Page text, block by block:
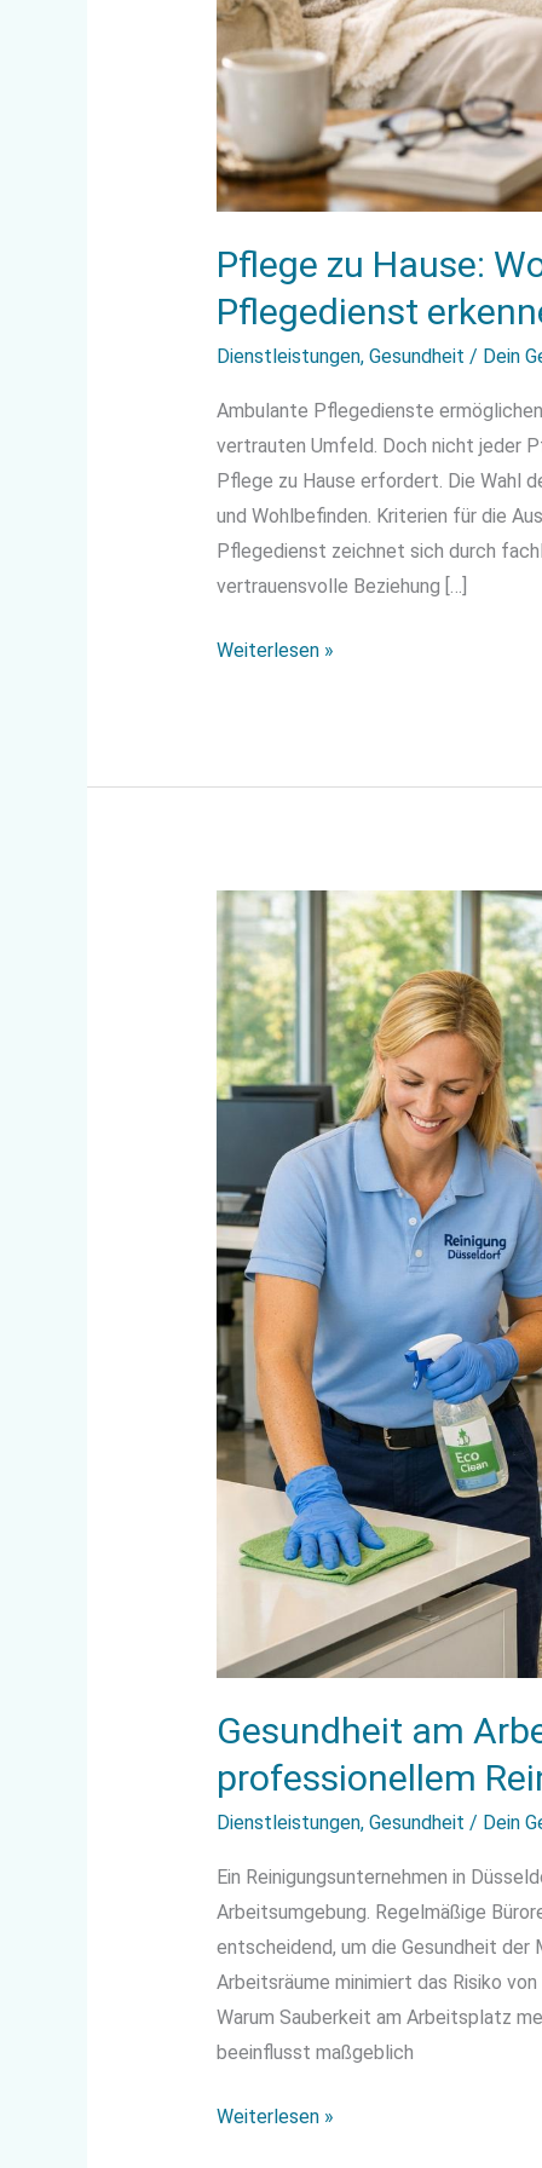
Pflege zu Hause:
Pflegedienst
Dienstleistungen, Gesundheit / Dein
Ambulante Pflegedienste
vertrauten Umfeld. Doch nicht jeder
Pflege zu Hause erfordert. Die Wahl
und Wohlbefinden. Kriterien für die
Pflegedienst zeichnet sich durch
vertrauensvolle Beziehung […]
Weiterlesen »
Gesundheit am
professionellem
Dienstleistungen, Gesundheit / Dein
Ein Reinigungsunternehmen in
Arbeitsumgebung. Regelmäßige
entscheidend, um die Gesundheit
Arbeitsräume minimiert das Risiko
Warum Sauberkeit am Arbeitsplatz
beeinflusst maßgeblich
Gesundheit
am
Arbeitsplatz
dank
professionellem
Reinigungsservice
Weiterlesen »